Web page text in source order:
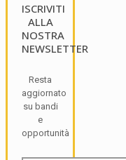
ISCRIVITI
ALLA
NOSTRA
NEWSLETTER
Resta
aggiornato
su bandi
e
opportunità